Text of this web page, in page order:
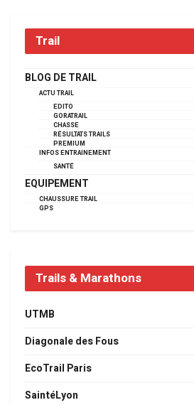
Trail
BLOG DE TRAIL
ACTU TRAIL
EDITO
GORATRAIL
CHASSE
RÉSULTATS TRAILS
PREMIUM
INFOS ENTRAINEMENT
SANTÉ
EQUIPEMENT
CHAUSSURE TRAIL
GPS
Trails & Marathons
UTMB
Diagonale des Fous
EcoTrail Paris
SaintéLyon